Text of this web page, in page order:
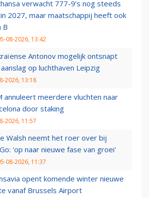
verwacht 777-9’s nog steeds
2027, maar maatschappij heeft ook
B
08-2026, 13:42
Antonov mogelijk ontsnapt
op luchthaven Leipzig
2026, 13:18
annuleert meerdere vluchten naar
door staking
2026, 11:57
Walsh neemt het roer over bij
'op naar nieuwe fase van groei'
08-2026, 11:37
opent komende winter nieuwe
vanaf Brussels Airport